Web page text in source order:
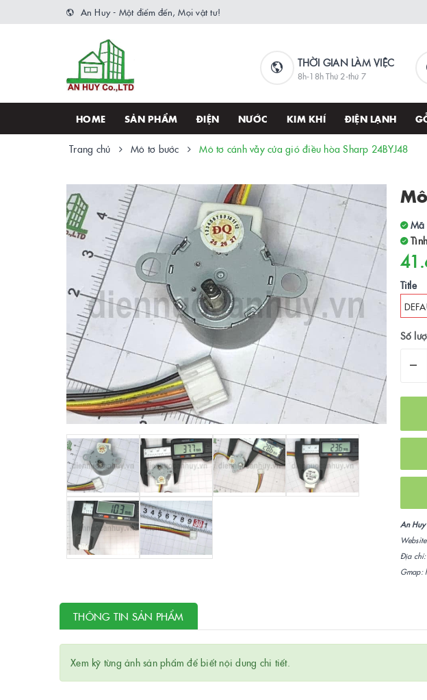
An Huy - Một điểm đến, Mọi vật tư!
THỜI GIAN LÀM VIỆC
8h-18h Thứ 2-thứ 7
HOME SẢN PHẨM ĐIỆN NƯỚC KIM KHÍ ĐIỆN LẠNH
Trang chủ Mô tơ bước Mô tơ cánh vẫy cửa gió điều hòa Sharp 24BYJ48
Mã
Title
Số
–
An
Địa chỉ:
Gmap:
THÔNG TIN SẢN PHẨM
Xem kỹ từng ảnh sản phẩm để biết nội dung chi tiết.